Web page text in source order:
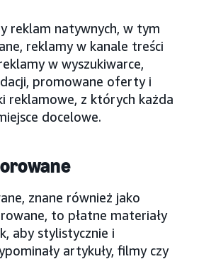
reklam natywnych, w tym
reklamy w kanale treści
w wyszukiwarce,
promowane oferty i
reklamowe, z których każda
docelowe.
znane również jako
to płatne materiały
aby stylistycznie i
artykuły, filmy czy